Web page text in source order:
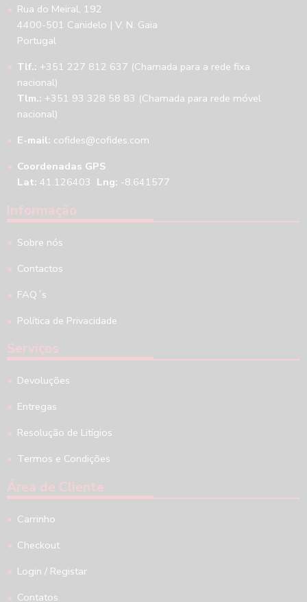
Rua do Meiral, 192
4400-501 Canidelo | V. N. Gaia
Portugal
Tlf.: +351 227 812 637 (Chamada para a rede fixa
nacional)
Tlm.: +351 93 328 58 83 (Chamada para rede móvel
nacional)
E-mail: cofides@cofides.com
Coordenadas GPS
Lat: 41.126403 Lng: -8.641577
Informação
Sobre nós
Contactos
FAQ´s
Política de Privacidade
Serviços
Devoluções
Entregas
Resolução de Litígios
Termos e Condições
Área de Cliente
Carrinho
Checkout
Login / Registar
Contatos